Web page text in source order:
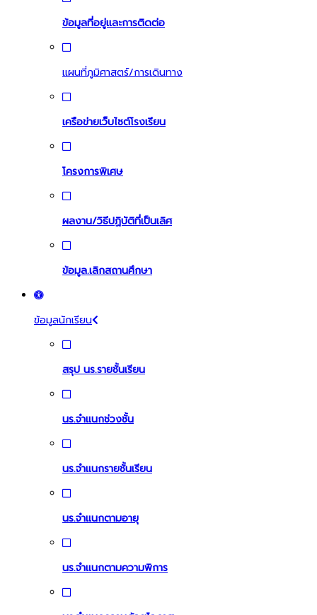
ข้อมูลที่อยู่และการติดต่อ
แผนที่ภูมิศาสตร์/การเดินทาง
เครือข่ายเว็บไซต์โรงเรียน
โครงการพิเศษ
ผลงาน/วิธีปฏิบัติที่เป็นเลิศ
ข้อมูล.เลิกสถานศึกษา
ข้อมูลนักเรียน
สรุป นร.รายชั้นเรียน
นร.จำแนกช่วงชั้น
นร.จำแนกรายชั้นเรียน
นร.จำแนกตามอายุ
นร.จำแนกตามความพิการ